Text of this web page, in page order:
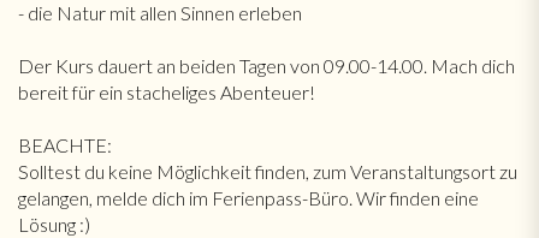
- die Natur mit allen Sinnen erleben
Der Kurs dauert an beiden Tagen von 09.00-14.00. Mach dich
bereit für ein stacheliges Abenteuer!
BEACHTE:
Solltest du keine Möglichkeit finden, zum Veranstaltungsort zu
gelangen, melde dich im Ferienpass-Büro. Wir finden eine
Lösung :)